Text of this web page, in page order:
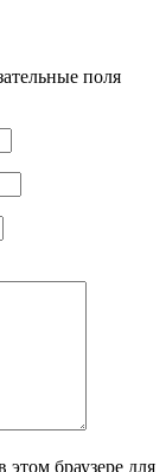
поля
браузере для